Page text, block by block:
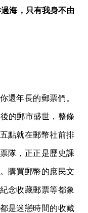
海，只有我身不由
還年長的郵票們。
的郵市盛世，整條
點就在郵幣社前排
隊，正正是歷史課
購買郵幣的庶民文
念收藏郵票等都象
是迷戀時間的收藏